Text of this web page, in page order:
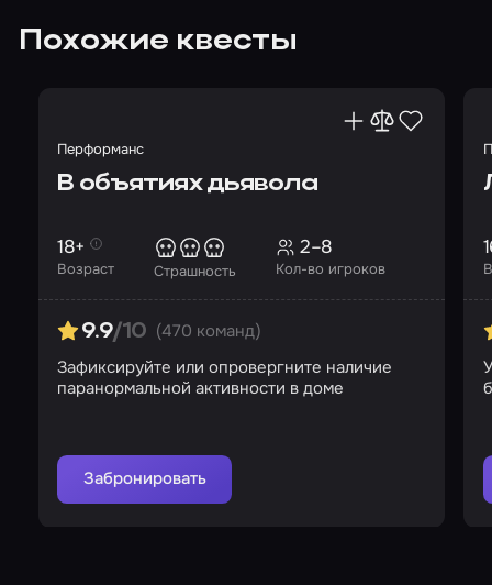
Похожие квесты
Перформанс
В объятиях дьявола
Возраст
18+
Страшность Кол-во игроков
2–8
9.9/10 (470 команд)
Зафиксируйте или опровергните наличие
паранормальной активности в доме
Забронировать